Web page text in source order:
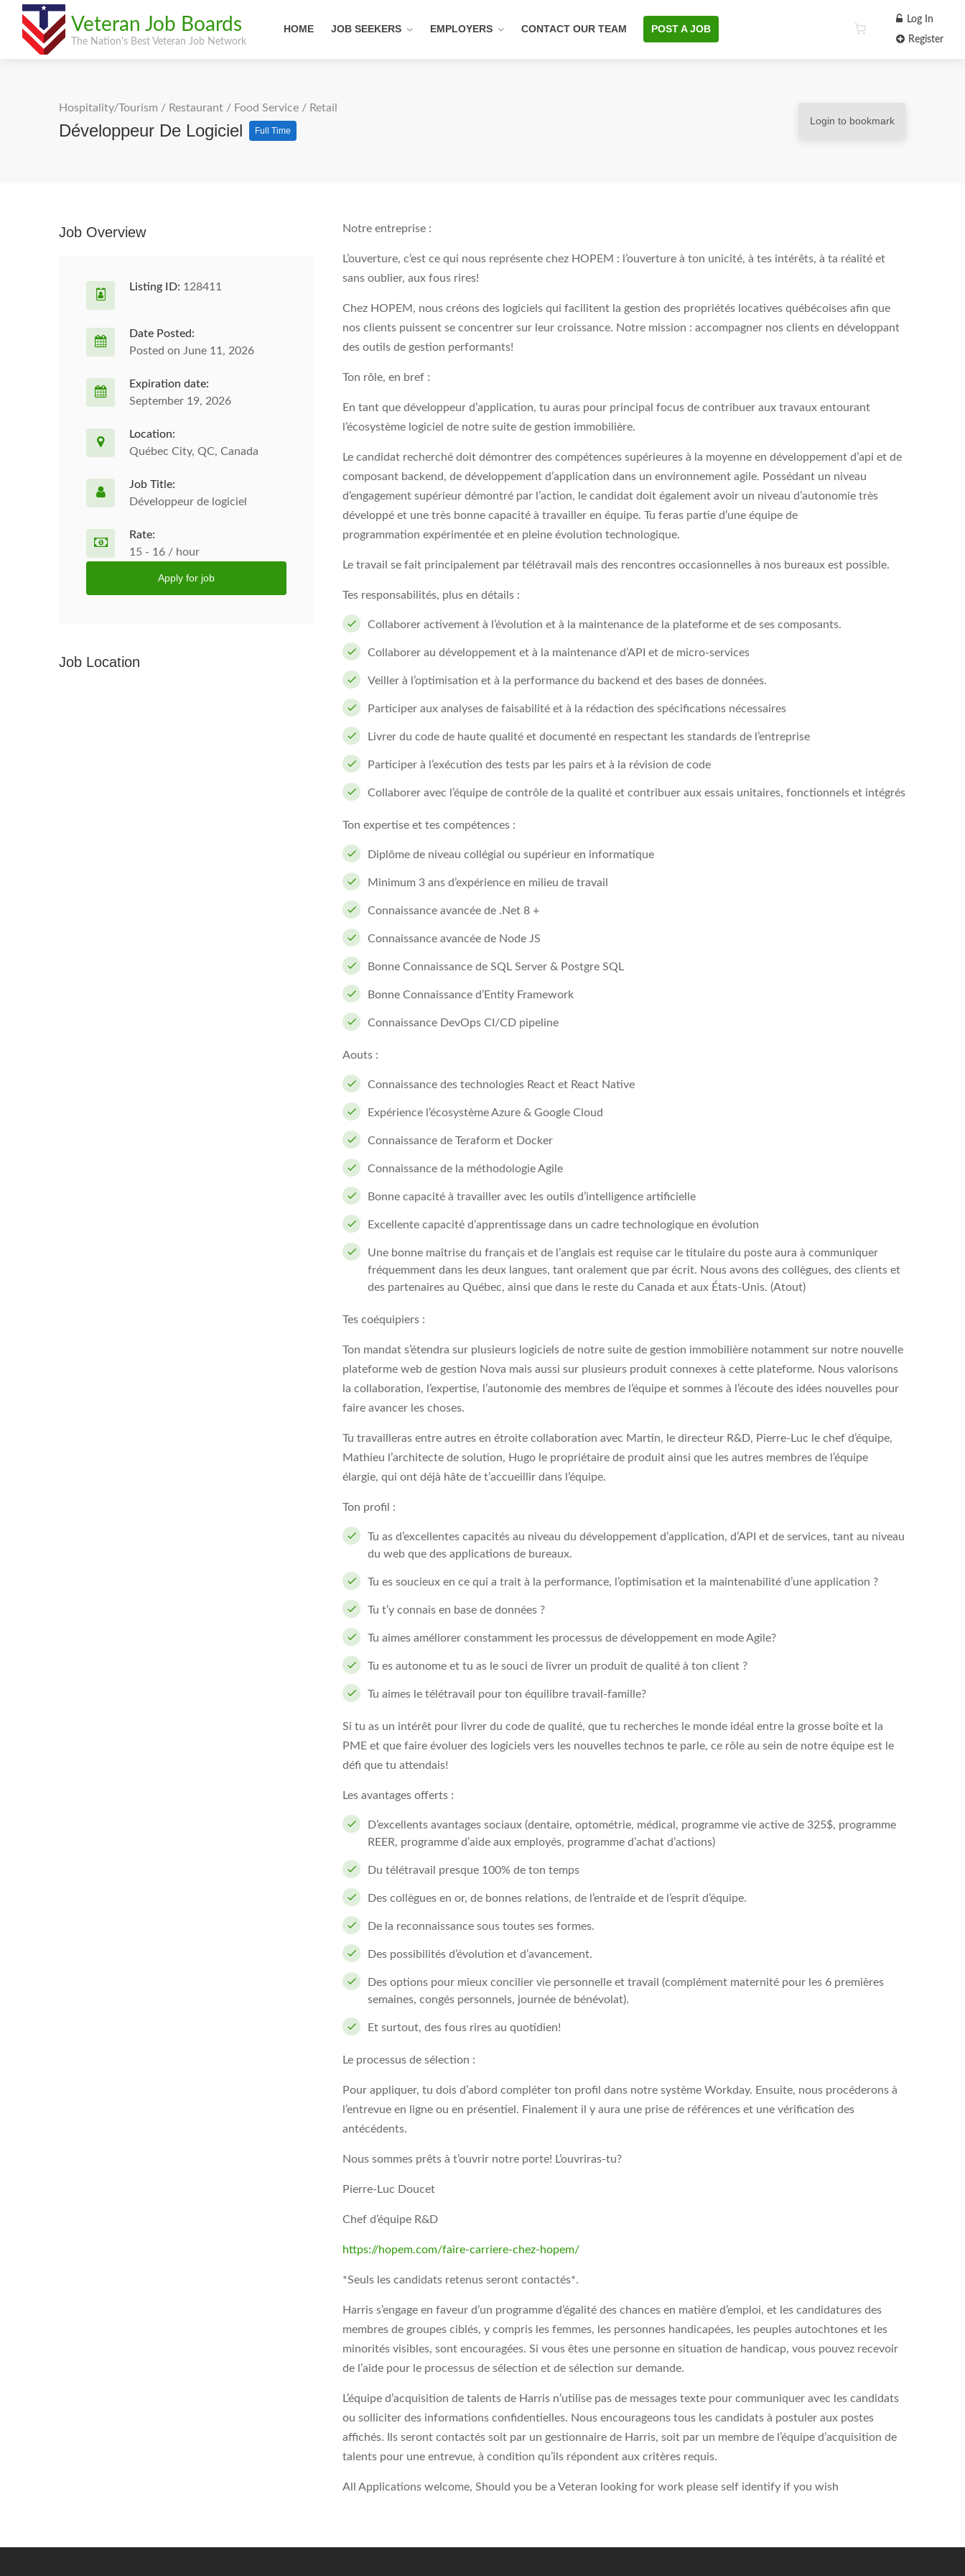
Veteran Job Boards
The Nation's Best Veteran Job Network
HOME JOB SEEKERS EMPLOYERS CONTACT OUR TEAM POST A JOB
Log In
Register
Hospitality/Tourism / Restaurant / Food Service / Retail
Développeur De Logiciel Full Time
Login to bookmark
Notre entreprise :
L’ouverture, c’est ce qui nous représente chez HOPEM : l’ouverture à ton unicité, à tes intérêts, à ta réalité et
sans oublier, aux fous rires!
Chez HOPEM, nous créons des logiciels qui facilitent la gestion des propriétés locatives québécoises afin que
nos clients puissent se concentrer sur leur croissance. Notre mission : accompagner nos clients en développant
des outils de gestion performants!
Ton rôle, en bref :
En tant que développeur d’application, tu auras pour principal focus de contribuer aux travaux entourant
l’écosystème logiciel de notre suite de gestion immobilière.
Le candidat recherché doit démontrer des compétences supérieures à la moyenne en développement d’api et de
composant backend, de développement d’application dans un environnement agile. Possédant un niveau
d’engagement supérieur démontré par l’action, le candidat doit également avoir un niveau d’autonomie très
développé et une très bonne capacité à travailler en équipe. Tu feras partie d’une équipe de
programmation expérimentée et en pleine évolution technologique.
Le travail se fait principalement par télétravail mais des rencontres occasionnelles à nos bureaux est possible.
Tes responsabilités, plus en détails :
Collaborer activement à l’évolution et à la maintenance de la plateforme et de ses composants.
Collaborer au développement et à la maintenance d’API et de micro-services
Veiller à l’optimisation et à la performance du backend et des bases de données.
Participer aux analyses de faisabilité et à la rédaction des spécifications nécessaires
Livrer du code de haute qualité et documenté en respectant les standards de l’entreprise
Participer à l’exécution des tests par les pairs et à la révision de code
Collaborer avec l’équipe de contrôle de la qualité et contribuer aux essais unitaires, fonctionnels et intégrés
Ton expertise et tes compétences :
Diplôme de niveau collégial ou supérieur en informatique
Minimum 3 ans d’expérience en milieu de travail
Connaissance avancée de .Net 8 +
Connaissance avancée de Node JS
Bonne Connaissance de SQL Server & Postgre SQL
Bonne Connaissance d’Entity Framework
Connaissance DevOps CI/CD pipeline
Aouts :
Connaissance des technologies React et React Native
Expérience l’écosystème Azure & Google Cloud
Connaissance de Teraform et Docker
Connaissance de la méthodologie Agile
Bonne capacité à travailler avec les outils d’intelligence artificielle
Excellente capacité d’apprentissage dans un cadre technologique en évolution
Une bonne maîtrise du français et de l’anglais est requise car le titulaire du poste aura à communiquer
fréquemment dans les deux langues, tant oralement que par écrit. Nous avons des collègues, des clients et
des partenaires au Québec, ainsi que dans le reste du Canada et aux États-Unis. (Atout)
Tes coéquipiers :
Ton mandat s’étendra sur plusieurs logiciels de notre suite de gestion immobilière notamment sur notre nouvelle
plateforme web de gestion Nova mais aussi sur plusieurs produit connexes à cette plateforme. Nous valorisons
la collaboration, l’expertise, l’autonomie des membres de l’équipe et sommes à l’écoute des idées nouvelles pour
faire avancer les choses.
Tu travailleras entre autres en étroite collaboration avec Martin, le directeur R&D, Pierre-Luc le chef d’équipe,
Mathieu l’architecte de solution, Hugo le propriétaire de produit ainsi que les autres membres de l’équipe
élargie, qui ont déjà hâte de t’accueillir dans l’équipe.
Ton profil :
Tu as d’excellentes capacités au niveau du développement d’application, d’API et de services, tant au niveau
du web que des applications de bureaux.
Tu es soucieux en ce qui a trait à la performance, l’optimisation et la maintenabilité d’une application ?
Tu t’y connais en base de données ?
Tu aimes améliorer constamment les processus de développement en mode Agile?
Tu es autonome et tu as le souci de livrer un produit de qualité à ton client ?
Tu aimes le télétravail pour ton équilibre travail-famille?
Si tu as un intérêt pour livrer du code de qualité, que tu recherches le monde idéal entre la grosse boîte et la
PME et que faire évoluer des logiciels vers les nouvelles technos te parle, ce rôle au sein de notre équipe est le
défi que tu attendais!
Les avantages offerts :
D’excellents avantages sociaux (dentaire, optométrie, médical, programme vie active de 325$, programme
REER, programme d’aide aux employés, programme d’achat d’actions)
Du télétravail presque 100% de ton temps
Des collègues en or, de bonnes relations, de l’entraide et de l’esprit d’équipe.
De la reconnaissance sous toutes ses formes.
Des possibilités d’évolution et d’avancement.
Des options pour mieux concilier vie personnelle et travail (complément maternité pour les 6 premières
semaines, congés personnels, journée de bénévolat).
Et surtout, des fous rires au quotidien!
Le processus de sélection :
Pour appliquer, tu dois d’abord compléter ton profil dans notre système Workday. Ensuite, nous procéderons à
l’entrevue en ligne ou en présentiel. Finalement il y aura une prise de références et une vérification des
antécédents.
Nous sommes prêts à t’ouvrir notre porte! L’ouvriras-tu?
Pierre-Luc Doucet
Chef d’équipe R&D
https://hopem.com/faire-carriere-chez-hopem/
*Seuls les candidats retenus seront contactés*.
Harris s’engage en faveur d’un programme d’égalité des chances en matière d’emploi, et les candidatures des
membres de groupes ciblés, y compris les femmes, les personnes handicapées, les peuples autochtones et les
minorités visibles, sont encouragées. Si vous êtes une personne en situation de handicap, vous pouvez recevoir
de l’aide pour le processus de sélection et de sélection sur demande.
L’équipe d’acquisition de talents de Harris n’utilise pas de messages texte pour communiquer avec les candidats
ou solliciter des informations confidentielles. Nous encourageons tous les candidats à postuler aux postes
affichés. Ils seront contactés soit par un gestionnaire de Harris, soit par un membre de l’équipe d’acquisition de
talents pour une entrevue, à condition qu’ils répondent aux critères requis.
All Applications welcome, Should you be a Veteran looking for work please self identify if you wish
Job Overview
Listing ID: 128411
Date Posted:
Posted on June 11, 2026
Expiration date:
September 19, 2026
Location:
Québec City, QC, Canada
Job Title:
Développeur de logiciel
Rate:
15 - 16 / hour
Apply for job
Job Location